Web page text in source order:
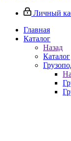
Личный
Главная
Каталог
Назад
Каталог